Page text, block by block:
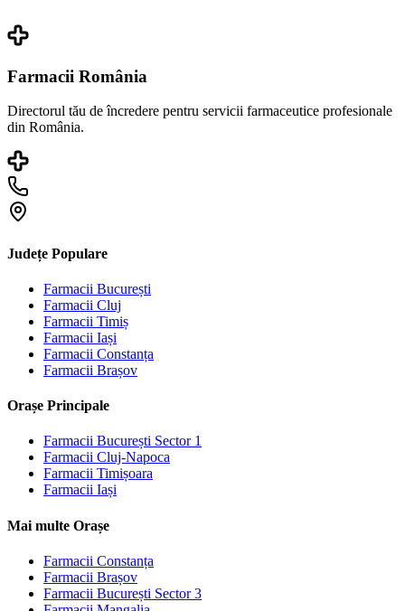
Farmacii România
Directorul tău de încredere pentru servicii farmaceutice profesionale
din România.
Județe Populare
Farmacii București
Farmacii Cluj
Farmacii Timiș
Farmacii Iași
Farmacii Constanța
Farmacii Brașov
Orașe Principale
Farmacii București Sector 1
Farmacii Cluj-Napoca
Farmacii Timișoara
Farmacii Iași
Mai multe Orașe
Farmacii Constanța
Farmacii Brașov
Farmacii București Sector 3